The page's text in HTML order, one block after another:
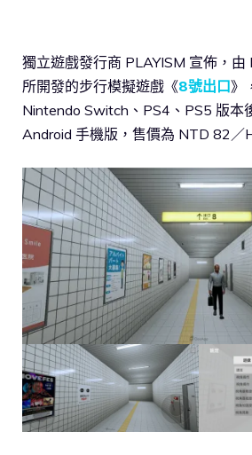
獨立遊戲發行商 PLAYISM 宣佈，由
所開發的步行模擬遊戲《8號出口》
Nintendo Switch、PS4、PS5 版本
Android 手機版，售價為 NTD 82／